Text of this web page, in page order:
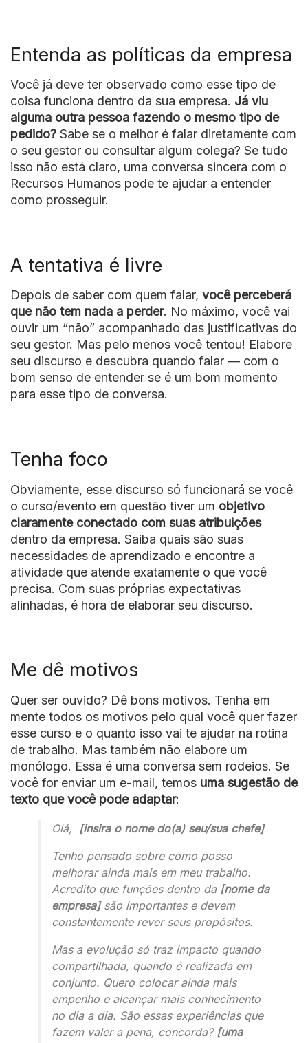
Entenda as políticas da empresa
Você já deve ter observado como esse tipo de
coisa funciona dentro da sua empresa. Já viu
alguma outra pessoa fazendo o mesmo tipo de
pedido? Sabe se o melhor é falar diretamente com
o seu gestor ou consultar algum colega? Se tudo
isso não está claro, uma conversa sincera com o
Recursos Humanos pode te ajudar a entender
como prosseguir.
A tentativa é livre
Depois de saber com quem falar, você perceberá
que não tem nada a perder. No máximo, você vai
ouvir um “não” acompanhado das justificativas do
seu gestor. Mas pelo menos você tentou! Elabore
seu discurso e descubra quando falar — com o
bom senso de entender se é um bom momento
para esse tipo de conversa.
Tenha foco
Obviamente, esse discurso só funcionará se você
o curso/evento em questão tiver um objetivo
claramente conectado com suas atribuições
dentro da empresa. Saiba quais são suas
necessidades de aprendizado e encontre a
atividade que atende exatamente o que você
precisa. Com suas próprias expectativas
alinhadas, é hora de elaborar seu discurso.
Me dê motivos
Quer ser ouvido? Dê bons motivos. Tenha em
mente todos os motivos pelo qual você quer fazer
esse curso e o quanto isso vai te ajudar na rotina
de trabalho. Mas também não elabore um
monólogo. Essa é uma conversa sem rodeios. Se
você for enviar um e-mail, temos uma sugestão de
texto que você pode adaptar:
Olá, [insira o nome do(a) seu/sua chefe]
Tenho pensado sobre como posso
melhorar ainda mais em meu trabalho.
Acredito que funções dentro da [nome da
empresa]são importantes e devem
constantemente rever seus propósitos.
Mas a evolução só traz impacto quando
compartilhada, quando é realizada em
conjunto. Quero colocar ainda mais
empenho e alcançar mais conhecimento
no dia a dia. São essas experiências que
fazem valer a pena, concorda? [uma